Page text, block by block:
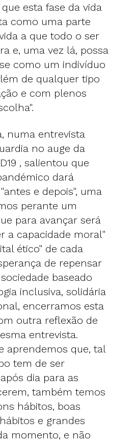
esta fase da vida
como uma parte
a que todo o ser
e, uma vez lá, possa
como um indivíduo
de qualquer tipo
e com plenos
numa entrevista
no auge da
, salientou que
dará
e depois", uma
perante um
para avançar será
a capacidade moral"
ético" de cada
de repensar
baseado
inclusiva, solidária
encerramos esta
outra reflexão de
entrevista.
aprendemos que, tal
tem de ser
dia para as
também temos
hábitos, boas
e grandes
momento, e não